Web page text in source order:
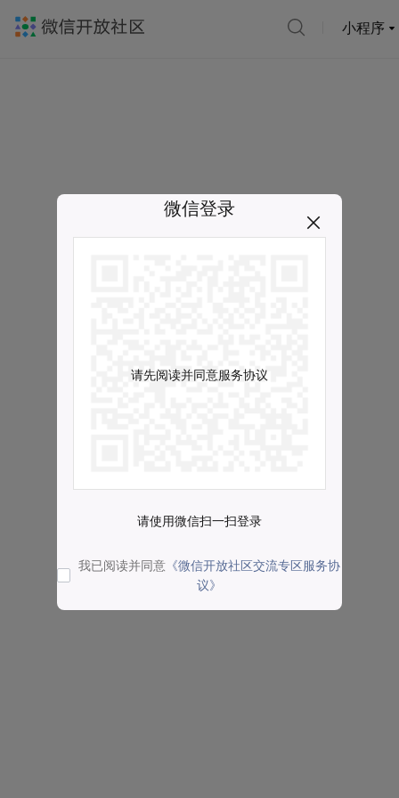
小程序
微信登录
请先阅读并同意服务协议
请使用微信扫一扫登录
我已阅读并同意 《微信开放社区交流专区服务协
议》